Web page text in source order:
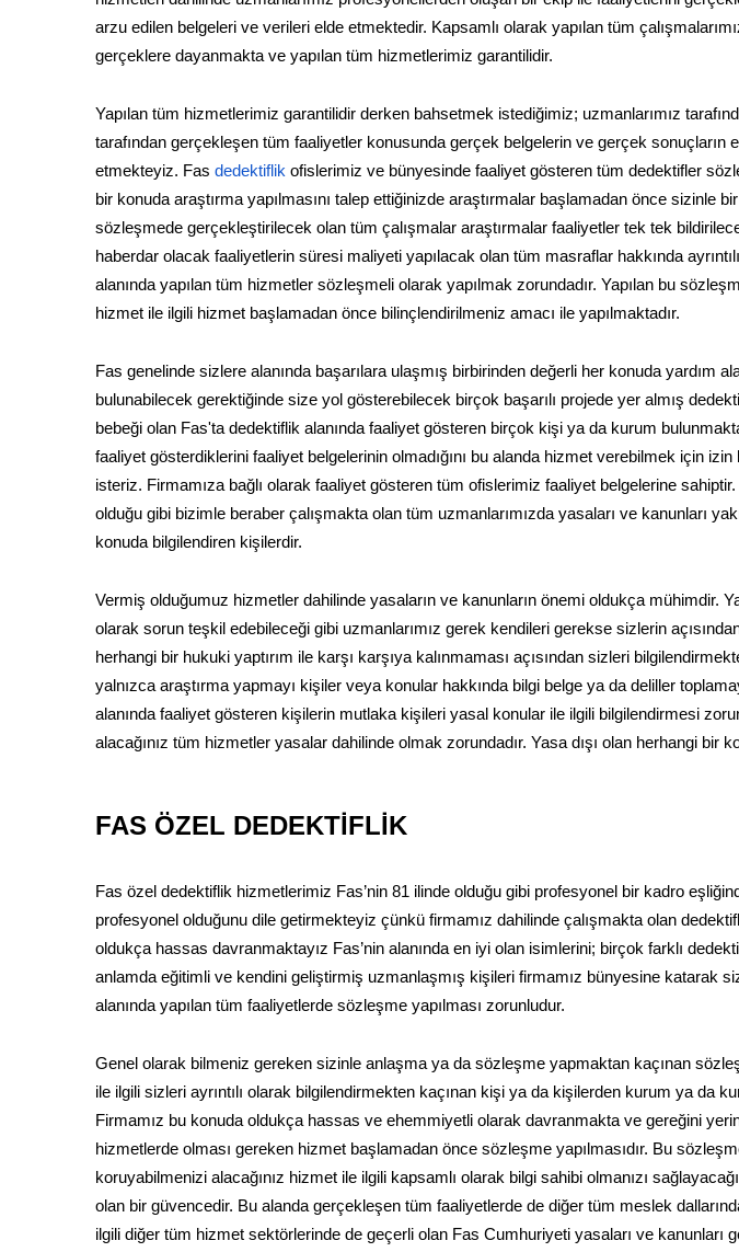
arzu edilen belgeleri ve verileri elde etmektedir. Kapsamlı olarak yapılan tüm
gerçeklere dayanmakta ve yapılan tüm hizmetlerimiz garantilidir.
Yapılan tüm hizmetlerimiz garantilidir derken bahsetmek istediğimiz; uzmanlarımız
tarafından gerçekleşen tüm faaliyetler konusunda gerçek belgelerin ve gerçek sonuçların
etmekteyiz. Fas dedektiflik ofislerimiz ve bünyesinde faaliyet gösteren tüm dedektifler
bir konuda araştırma yapılmasını talep ettiğinizde araştırmalar başlamadan önce sizinle
sözleşmede gerçekleştirilecek olan tüm çalışmalar araştırmalar faaliyetler tek tek
haberdar olacak faaliyetlerin süresi maliyeti yapılacak olan tüm masraflar hakkında
alanında yapılan tüm hizmetler sözleşmeli olarak yapılmak zorundadır. Yapılan bu
hizmet ile ilgili hizmet başlamadan önce bilinçlendirilmeniz amacı ile yapılmaktadır.
Fas genelinde sizlere alanında başarılara ulaşmış birbirinden değerli her konuda yardım
bulunabilecek gerektiğinde size yol gösterebilecek birçok başarılı projede yer almış
bebeği olan Fas'ta dedektiflik alanında faaliyet gösteren birçok kişi ya da kurum
faaliyet gösterdiklerini faaliyet belgelerinin olmadığını bu alanda hizmet verebilmek için izin
isteriz. Firmamıza bağlı olarak faaliyet gösteren tüm ofislerimiz faaliyet belgelerine
olduğu gibi bizimle beraber çalışmakta olan tüm uzmanlarımızda yasaları ve kanunları
konuda bilgilendiren kişilerdir.
Vermiş olduğumuz hizmetler dahilinde yasaların ve kanunların önemi oldukça mühimdir.
olarak sorun teşkil edebileceği gibi uzmanlarımız gerek kendileri gerekse sizlerin
herhangi bir hukuki yaptırım ile karşı karşıya kalınmaması açısından sizleri
yalnızca araştırma yapmayı kişiler veya konular hakkında bilgi belge ya da deliller
alanında faaliyet gösteren kişilerin mutlaka kişileri yasal konular ile ilgili bilgilendirmesi
alacağınız tüm hizmetler yasalar dahilinde olmak zorundadır. Yasa dışı olan herhangi bir
FAS ÖZEL DEDEKTİFLİK
Fas özel dedektiflik hizmetlerimiz Fas’nin 81 ilinde olduğu gibi profesyonel bir kadro
profesyonel olduğunu dile getirmekteyiz çünkü firmamız dahilinde çalışmakta olan
oldukça hassas davranmaktayız Fas’nin alanında en iyi olan isimlerini; birçok farklı
anlamda eğitimli ve kendini geliştirmiş uzmanlaşmış kişileri firmamız bünyesine katarak
alanında yapılan tüm faaliyetlerde sözleşme yapılması zorunludur.
Genel olarak bilmeniz gereken sizinle anlaşma ya da sözleşme yapmaktan kaçınan
ile ilgili sizleri ayrıntılı olarak bilgilendirmekten kaçınan kişi ya da kişilerden kurum ya da
Firmamız bu konuda oldukça hassas ve ehemmiyetli olarak davranmakta ve gereğini
hizmetlerde olması gereken hizmet başlamadan önce sözleşme yapılmasıdır. Bu
koruyabilmenizi alacağınız hizmet ile ilgili kapsamlı olarak bilgi sahibi olmanızı
olan bir güvencedir. Bu alanda gerçekleşen tüm faaliyetlerde de diğer tüm meslek
ilgili diğer tüm hizmet sektörlerinde de geçerli olan Fas Cumhuriyeti yasaları ve kanunları